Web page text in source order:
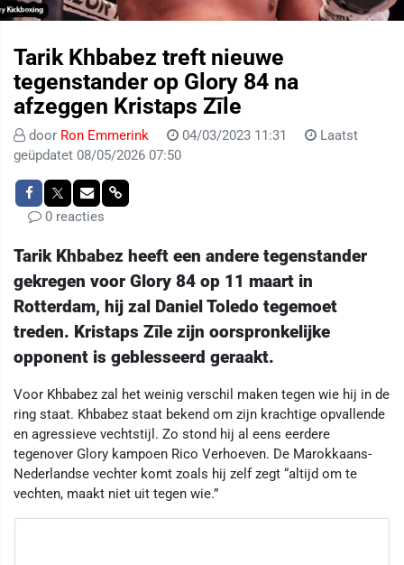
Tarik Khbabez treft nieuwe
tegenstander op Glory 84 na
afzeggen Kristaps Zīle
door Ron Emmerink 04/03/2023 11:31
Laatst
geüpdatet 08/05/2026 07:50
0 reacties
Tarik Khbabez heeft een andere tegenstander
gekregen voor Glory 84 op 11 maart in
Rotterdam, hij zal Daniel Toledo tegemoet
treden. Kristaps Zīle zijn oorspronkelijke
opponent is geblesseerd geraakt.
Voor Khbabez zal het weinig verschil maken tegen wie hij in de
ring staat. Khbabez staat bekend om zijn krachtige opvallende
en agressieve vechtstijl. Zo stond hij al eens eerdere
tegenover Glory kampoen Rico Verhoeven. De Marokkaans-
Nederlandse vechter komt zoals hij zelf zegt “altijd om te
vechten, maakt niet uit tegen wie.”